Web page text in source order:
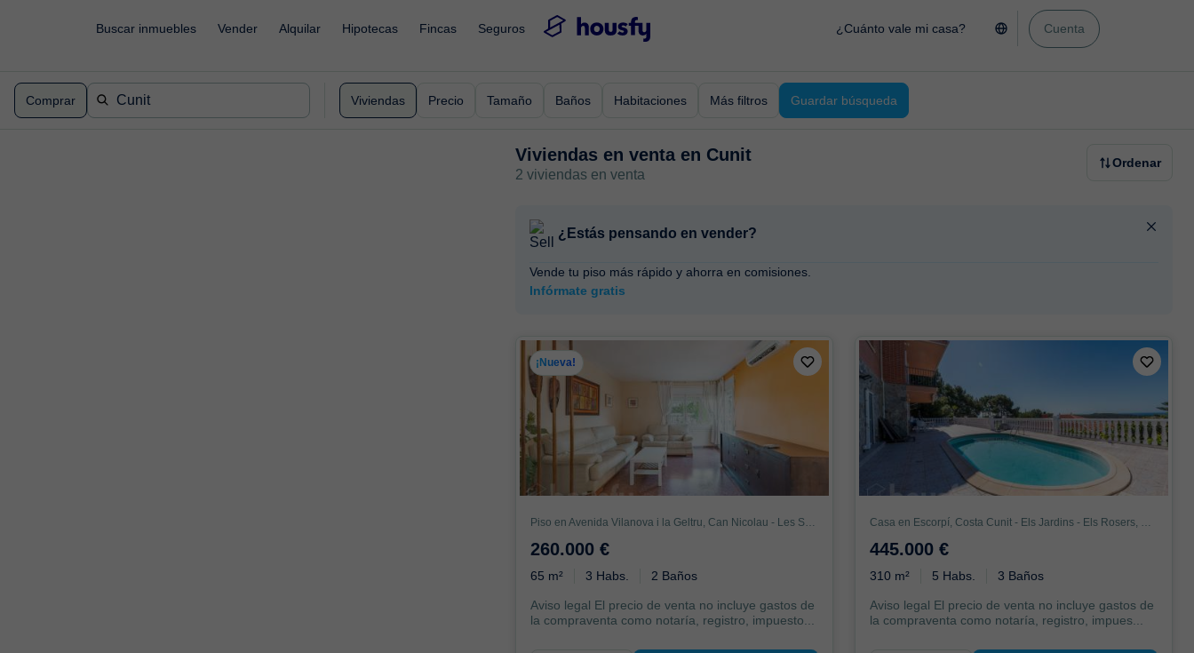
Buscar inmuebles Vender Alquilar Hipotecas Fincas Seguros ¿Cuánto vale mi casa? Cuenta
Comprar Viviendas Precio Tamaño Baños Habitaciones Más filtros Guardar búsqueda
Viviendas en venta en Cunit
2 viviendas en venta
Ordenar
¿Estás pensando en vender?
Vende tu piso más rápido y ahorra en comisiones.
Infórmate gratis
¡Nueva!
260.000 €
65 m² 3 Habs. 2 Baños
Aviso legal El precio de venta no incluye gastos de
la compraventa como notaría, registro, impuesto...
445.000 €
310 m² 5 Habs. 3 Baños
Aviso legal El precio de venta no incluye gastos de
la compraventa como notaría, registro, impues...